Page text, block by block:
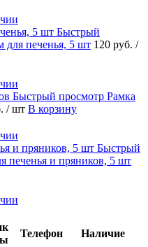
Быстрый
для печенья, 5 шт 120 руб. /
Быстрый просмотр Рамка
/ шт В корзину
Быстрый
печенья и пряников, 5 шт
Телефон
Наличие